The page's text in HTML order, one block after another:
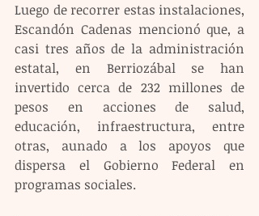
Luego de recorrer estas instalaciones,
Escandón Cadenas mencionó que, a
casi tres años de la administración
estatal, en Berriozábal se han
invertido cerca de 232 millones de
pesos en acciones de salud,
educación, infraestructura, entre
otras, aunado a los apoyos que
dispersa el Gobierno Federal en
programas sociales.